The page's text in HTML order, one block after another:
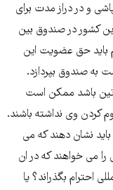
و در دراز مدت برای
کشور در صندوق بین
باید حق عضویت این
به صندوق بپردازد.
باشد ممکن است
کردن وی نداشته باشند.
باید نشان دهند که می
می خواهند که در ان
احترام بگذراند؟ یا